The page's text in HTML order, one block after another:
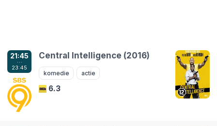
21:45
…
23:45
Central Intelligence (2016)
komedie actie
6.3